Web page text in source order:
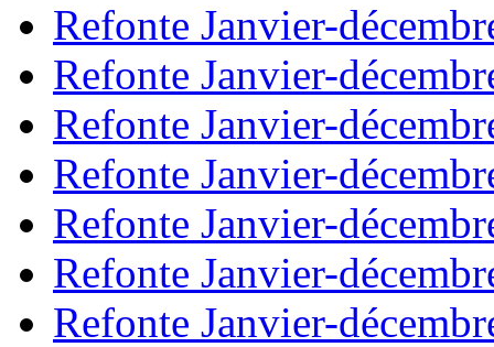
Refonte Janvier-
Refonte Janvier-
Refonte Janvier-
Refonte Janvier-
Refonte Janvier-
Refonte Janvier-
Refonte Janvier-